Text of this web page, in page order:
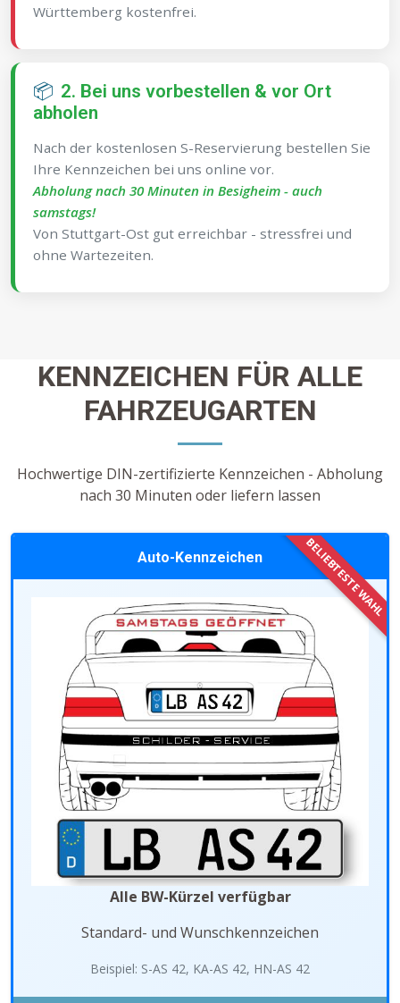
Württemberg kostenfrei.
📦 2. Bei uns vorbestellen & vor Ort
abholen
Nach der kostenlosen S-Reservierung bestellen Sie
Ihre Kennzeichen bei uns online vor.
Abholung nach 30 Minuten in Besigheim - auch
samstags!
Von Stuttgart-Ost gut erreichbar - stressfrei und
ohne Wartezeiten.
KENNZEICHEN FÜR ALLE
FAHRZEUGARTEN
Hochwertige DIN-zertifizierte Kennzeichen - Abholung
nach 30 Minuten oder liefern lassen
Auto-Kennzeichen
Alle BW-Kürzel verfügbar
Standard- und Wunschkennzeichen
Beispiel: S-AS 42, KA-AS 42, HN-AS 42